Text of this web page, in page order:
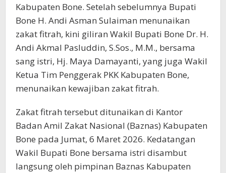
Kabupaten Bone. Setelah sebelumnya Bupati
Bone H. Andi Asman Sulaiman menunaikan
zakat fitrah, kini giliran Wakil Bupati Bone Dr. H.
Andi Akmal Pasluddin, S.Sos., M.M., bersama
sang istri, Hj. Maya Damayanti, yang juga Wakil
Ketua Tim Penggerak PKK Kabupaten Bone,
menunaikan kewajiban zakat fitrah.
Zakat fitrah tersebut ditunaikan di Kantor
Badan Amil Zakat Nasional (Baznas) Kabupaten
Bone pada Jumat, 6 Maret 2026. Kedatangan
Wakil Bupati Bone bersama istri disambut
langsung oleh pimpinan Baznas Kabupaten